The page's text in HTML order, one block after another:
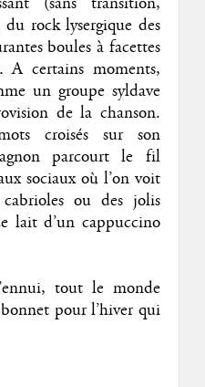
rock lysergique des
boules à facettes
A certains moments,
un groupe syldave
de la chanson.
croisés sur son
parcourt le fil
sociaux où l’on voit
ou des jolis
lait d’un cappuccino
tout le monde
pour l’hiver qui